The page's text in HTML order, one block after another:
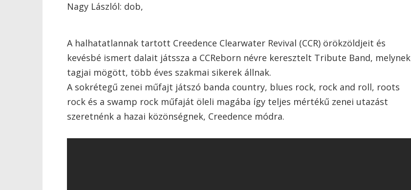
Nagy Lászlól: dob,
A halhatatlannak tartott Creedence Clearwater Revival (CCR) örökzöldjeit és
kevésbé ismert dalait játssza a CCReborn névre keresztelt Tribute Band, melynek
tagjai mögött, több éves szakmai sikerek állnak.
A sokrétegű zenei műfajt játszó banda country, blues rock, rock and roll, roots
rock és a swamp rock műfaját öleli magába így teljes mértékű zenei utazást
szeretnénk a hazai közönségnek, Creedence módra.